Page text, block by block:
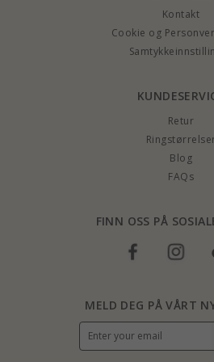
Kontakt
Cookie og
Retur
Blog
FAQs
FINN OSS PÅ
MELD DEG PÅ VÅRT